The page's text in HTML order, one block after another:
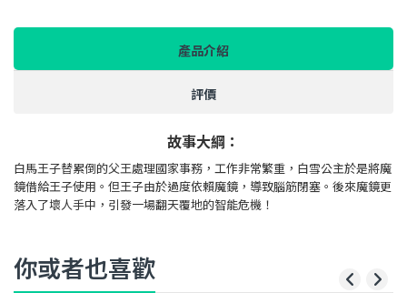
產品介紹
評價
故事大綱：
白馬王子替累倒的父王處理國家事務，工作非常繁重，白雪公主於是將魔
鏡借給王子使用。但王子由於過度依賴魔鏡，導致腦筋閉塞。後來魔鏡更
落入了壞人手中，引發一場翻天覆地的智能危機！
你或者也喜歡